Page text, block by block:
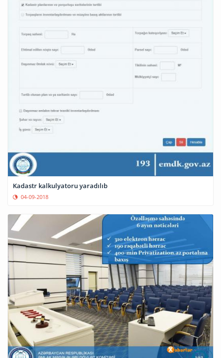
Kadastr kalkulyatoru yaradılıb
04-09-2018